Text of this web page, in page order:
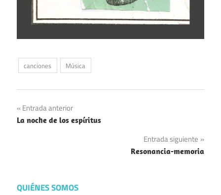
canciones Música
Navegación
de
Entrada anterior
La noche de los espíritus
Entrada siguiente
Resonancia-memoria
QUIÉNES SOMOS